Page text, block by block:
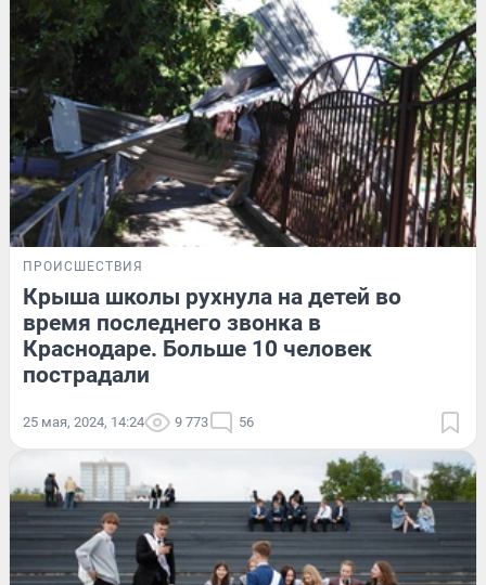
ПРОИСШЕСТВИЯ
Крыша школы рухнула на детей во
время последнего звонка в
Краснодаре. Больше 10 человек
пострадали
25 мая, 2024, 14:24 9 773 56